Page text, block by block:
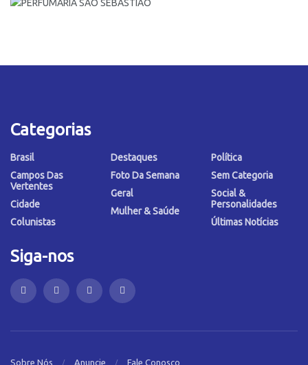
Categorias
Brasil
Campos Das
Vertentes
Cidade
Colunistas
Destaques
Foto Da Semana
Geral
Mulher & Saúde
Política
Sem Categoria
Social &
Personalidades
Últimas Notícias
Siga-nos
Sobre Nós Anuncie Fale Conosco